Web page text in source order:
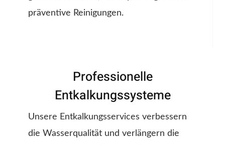
präventive Reinigungen.
Professionelle
Entkalkungssysteme
Unsere Entkalkungsservices verbessern
die Wasserqualität und verlängern die